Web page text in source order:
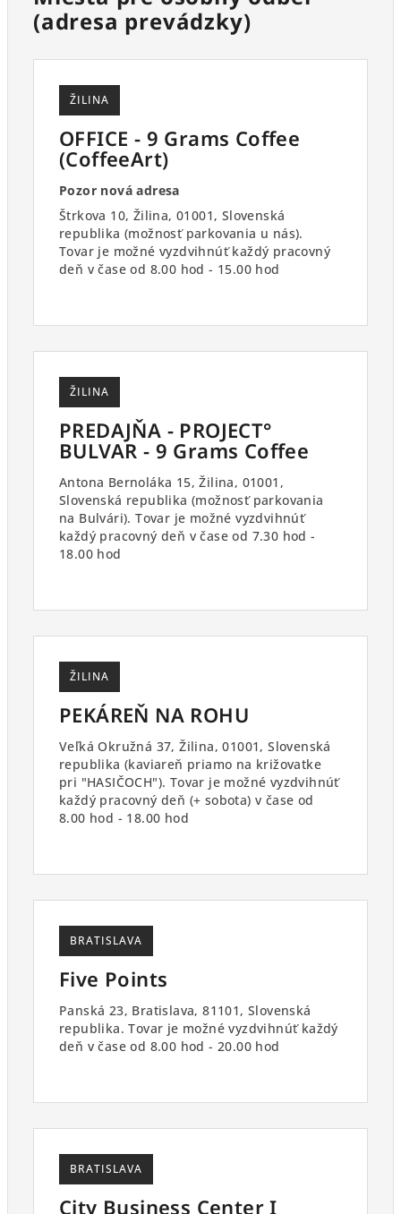
(adresa prevádzky)
ŽILINA
OFFICE - 9 Grams Coffee
(CoffeeArt)
Pozor nová adresa
Štrkova 10, Žilina, 01001, Slovenská
republika (možnosť parkovania u nás).
Tovar je možné vyzdvihnúť každý pracovný
deň v čase od 8.00 hod - 15.00 hod
ŽILINA
PREDAJŇA - PROJECT°
BULVAR - 9 Grams Coffee
Antona Bernoláka 15, Žilina, 01001,
Slovenská republika (možnosť parkovania
na Bulvári). Tovar je možné vyzdvihnúť
každý pracovný deň v čase od 7.30 hod -
18.00 hod
ŽILINA
PEKÁREŇ NA ROHU
Veľká Okružná 37, Žilina, 01001, Slovenská
republika (kaviareň priamo na križovatke
pri "HASIČOCH"). Tovar je možné vyzdvihnúť
každý pracovný deň (+ sobota) v čase od
8.00 hod - 18.00 hod
BRATISLAVA
Five Points
Panská 23, Bratislava, 81101, Slovenská
republika. Tovar je možné vyzdvihnúť každý
deň v čase od 8.00 hod - 20.00 hod
BRATISLAVA
City Business Center I